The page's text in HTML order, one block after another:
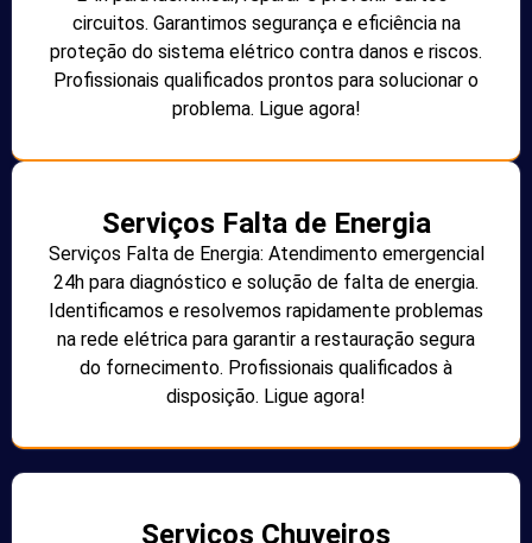
circuitos. Garantimos segurança e eficiência na
proteção do sistema elétrico contra danos e riscos.
Profissionais qualificados prontos para solucionar o
problema. Ligue agora!
Serviços Falta de Energia
Serviços Falta de Energia: Atendimento emergencial
24h para diagnóstico e solução de falta de energia.
Identificamos e resolvemos rapidamente problemas
na rede elétrica para garantir a restauração segura
do fornecimento. Profissionais qualificados à
disposição. Ligue agora!
Serviços Chuveiros